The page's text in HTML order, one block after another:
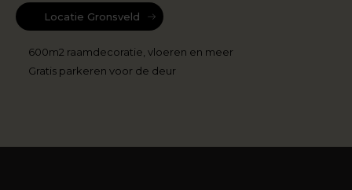
Locatie Gronsveld
600m2 raamdecoratie, vloeren en meer
Gratis parkeren voor de deur